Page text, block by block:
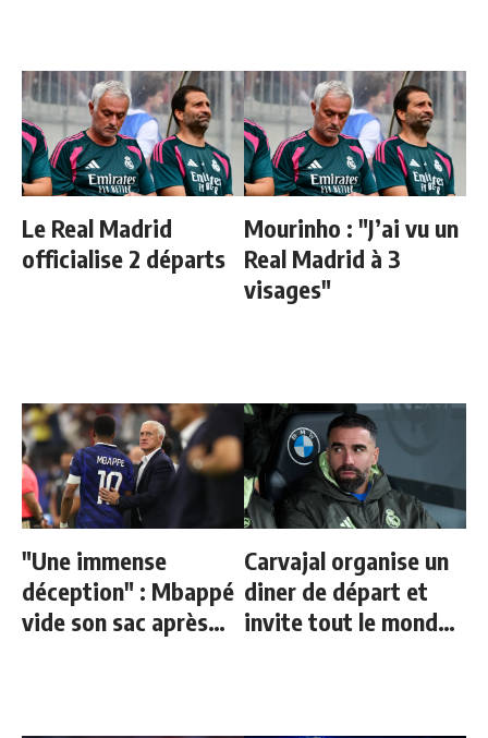
Le Real Madrid
officialise 2 départs
Mourinho : "J’ai vu un
Real Madrid à 3
visages"
"Une immense
déception" : Mbappé
vide son sac après
Carvajal organise un
diner de départ et
invite tout le monde